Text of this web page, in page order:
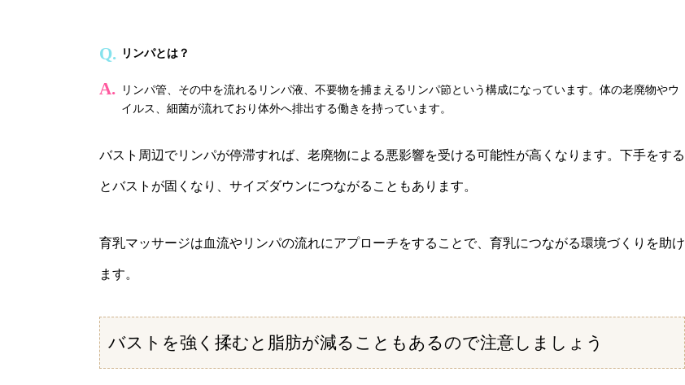
リンパとは？
リンパ管、その中を流れるリンパ液、不要物を捕まえるリンパ節という構成になっています。体の老廃物やウ
イルス、細菌が流れており体外へ排出する働きを持っています。
バスト周辺でリンパが停滞すれば、老廃物による悪影響を受ける可能性が高くなります。下手をする
とバストが固くなり、サイズダウンにつながることもあります。
育乳マッサージは血流やリンパの流れにアプローチをすることで、育乳につながる環境づくりを助け
ます。
バストを強く揉むと脂肪が減ることもあるので注意しましょう